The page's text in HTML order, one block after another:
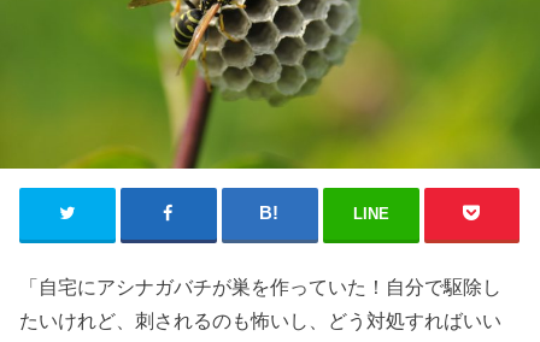
LINE
「自宅にアシナガバチが巣を作っていた！自分で駆除し
たいけれど、刺されるのも怖いし、どう対処すればいい